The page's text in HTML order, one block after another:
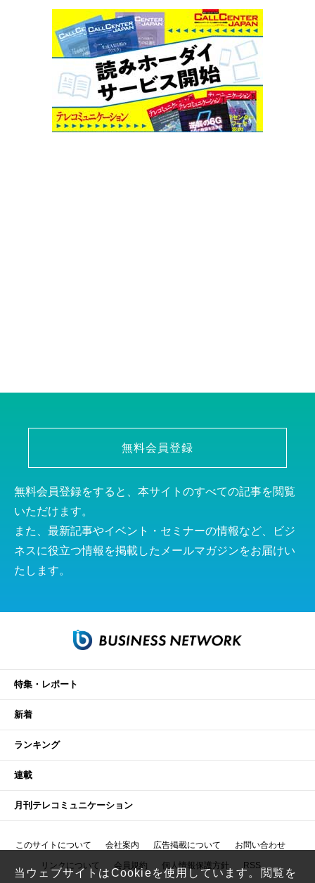
無料会員登録
無料会員登録をすると、本サイトのすべての記事を閲覧
いただけます。
また、最新記事やイベント・セミナーの情報など、ビジ
ネスに役立つ情報を掲載したメールマガジンをお届けい
たします。
特集・レポート
新着
ランキング
連載
月刊テレコミュニケーション
このサイトについて 会社案内 広告掲載について お問い合わせ
リンクについて 会員規約 個人情報保護方針 RSS
当ウェブサイトはCookieを使用しています。閲覧を